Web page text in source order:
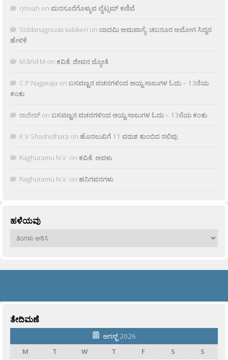
rjnivah on ಮನಸೂರೆಗೊಳ್ಳುವ ಲೈಟ್ಲಮ್ ಕಣಿವೆ
Siddanagouda kalakeri on ಬಾದಮಿ ಅಮವಾಸ್ಯೆ: ಚಬನೂರ ಅಮೋಗ ಸಿದ್ದನ
ಹೇಳಿಕೆ
M âñd M on ಕವಿತೆ: ಜೀವನ ಜ್ಯೋತಿ
C.P.Nagaraja on ಬಸವಣ್ಣನ ವಚನಗಳಿಂದ ಆಯ್ದ ಸಾಲುಗಳ ಓದು – 13ನೆಯ
ಕಂತು
ರಾಜೀವ್ on ಬಸವಣ್ಣನ ವಚನಗಳಿಂದ ಆಯ್ದ ಸಾಲುಗಳ ಓದು – 13ನೆಯ ಕಂತು
K.V Shashidhara on ಹೊನಲುವಿಗೆ 11 ವರುಶ ತುಂಬಿದ ನಲಿವು
Raghuramu N.V. on ಕವಿತೆ: ಅವಳು
Raghuramu N.V. on ಹನಿಗವನಗಳು
ಹಳೆಯವು
ಹಳೆಯವು
ತೇದಿಮಣೆ
ಆಗಸ್ಟ್ 2026
M
T W T F S
S